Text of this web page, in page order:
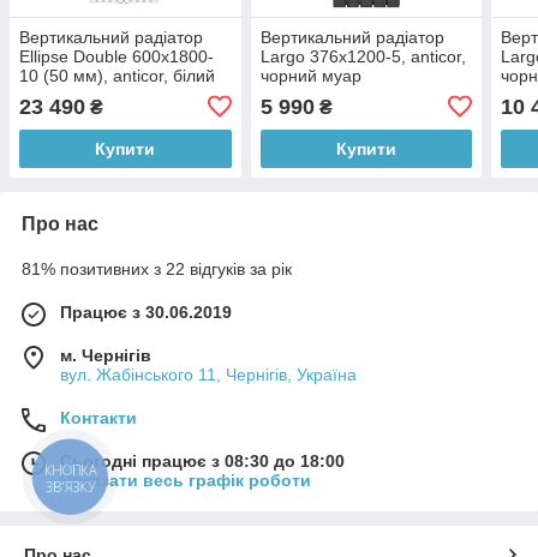
Вертикальний радіатор
Ellipse Double 600х1800-
10 (50 мм), anticor, білий
23 490 ₴
Купити
Вертикальний радіатор
Largo 376х1200-5, anticor,
чорний муар
5 990₴
Купити
10
Про нас
81% позитивних з 22 відгуків за рік
Працює з 30.06.2019
м. Чернігів
вул. Жабінського 11, Чернігів, Україна
Контакти
Сьогодні працює з 08:30 до 18:00
Показати весь графік роботи
КНОПКА
ЗВ'ЯЗКУ